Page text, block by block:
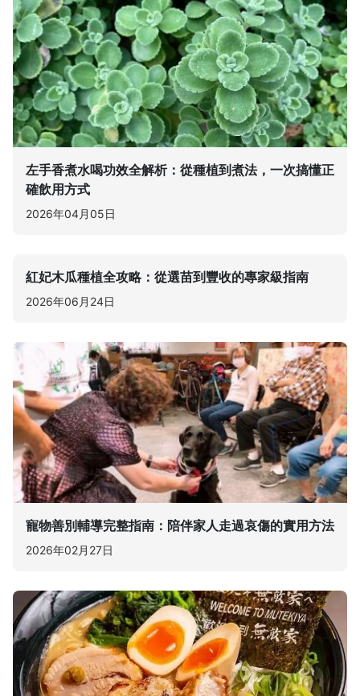
左手香煮水喝功效全解析：從種植到煮法，一次搞懂正
確飲用方式
2026年04月05日
紅妃木瓜種植全攻略：從選苗到豐收的專家級指南
2026年06月24日
寵物善別輔導完整指南：陪伴家人走過哀傷的實用方法
2026年02月27日